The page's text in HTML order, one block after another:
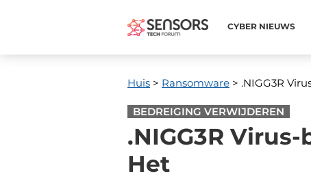
CYBER ​​NIEUWS
Huis > Ransomware > .NIGG3R
BEDREIGING VERWIJDEREN
.NIGG3R
Het